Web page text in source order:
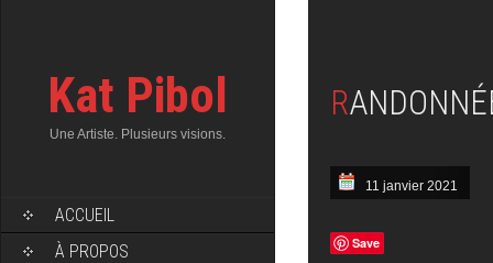
Kat Pibol
Une Artiste. Plusieurs visions.
ACCUEIL
À PROPOS
11 janvier 2021
Save